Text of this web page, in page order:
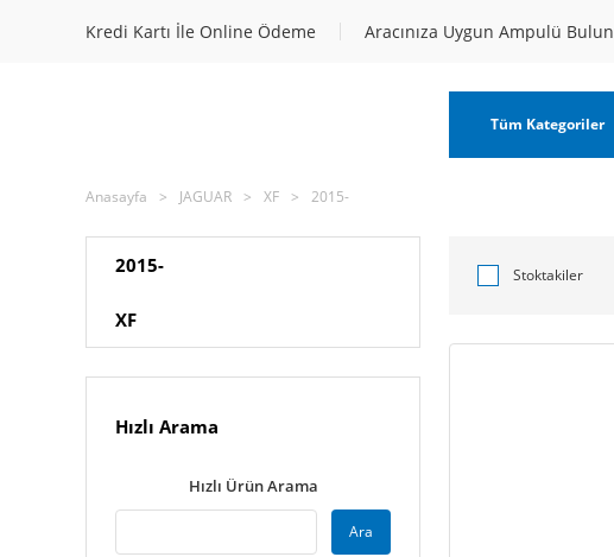
Kredi Kartı İle Online Ödeme Aracınıza Uygun Ampulü Bulun
Tüm Kategoriler
Anasayfa JAGUAR XF 2015-
2015-
XF
Hızlı Arama
Hızlı Ürün Arama
Ara
Stoktakiler